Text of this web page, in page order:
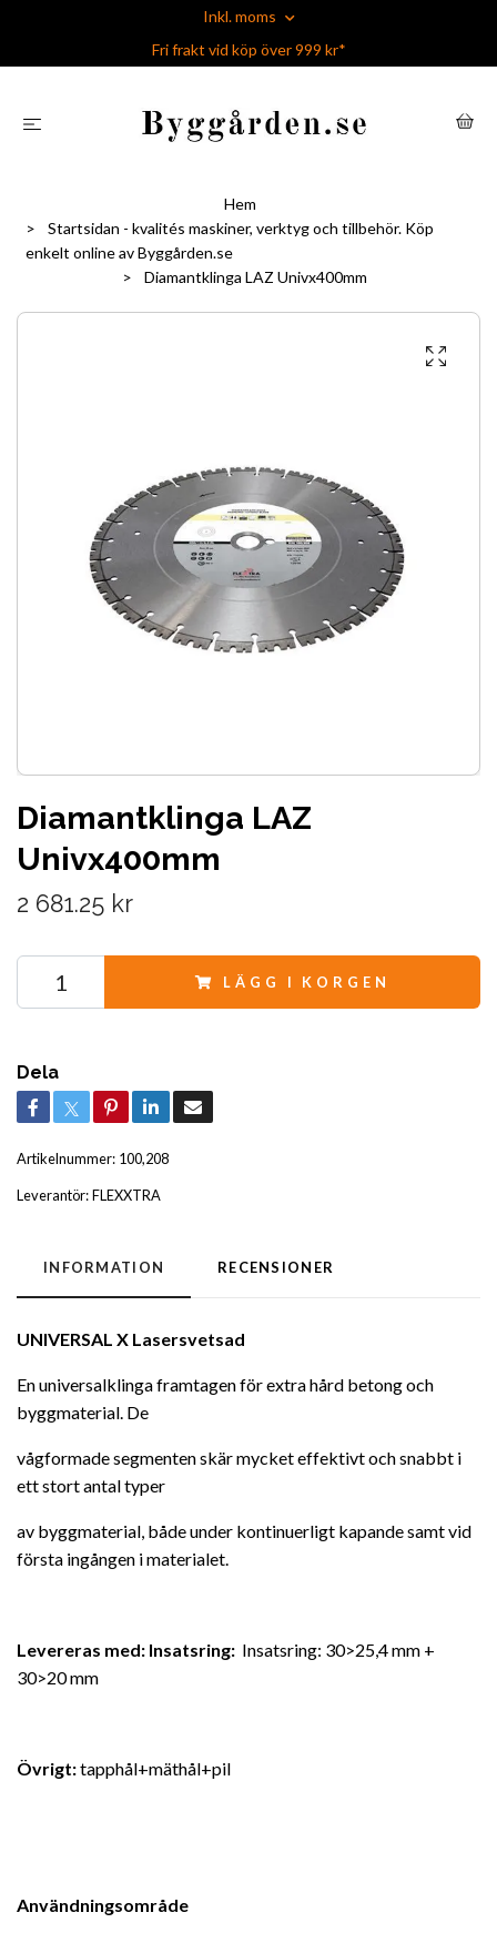
Inkl. moms
Fri frakt vid köp över 999 kr*
Hem
Startsidan - kvalités maskiner, verktyg och tillbehör. Köp
enkelt online av Byggården.se
Diamantklinga LAZ Univx400mm
Diamantklinga LAZ
Univx400mm
2 681.25 kr
LÄGG I KORGEN
Dela
Artikelnummer: 100,208
Leverantör:FLEXXTRA
INFORMATION RECENSIONER
UNIVERSAL X Lasersvetsad
En universalklinga framtagen för extra hård betong och
byggmaterial. De
vågformade segmenten skär mycket effektivt och snabbt i
ett stort antaltyper
av byggmaterial, både under kontinuerligt kapande samt vid
första ingången i materialet.
Levereras med: Insatsring: Insatsring: 30>25,4 mm +
30>20 mm
Övrigt:tapphål+mäthål+pil
Användningsområde